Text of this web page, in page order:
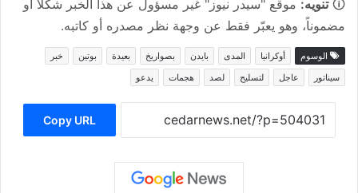
🛈تنويه: موقع "سيدر نيوز" غير مسؤول عن هذا الخبر شكلاً أو
مضموناً، وهو يعبّر فقط عن وجهة نظر مصدره أو كاتبه.
الوسوم أوكرانيا المدى بايدن بصواريخ بعيدة بوتين
خبر
سيناتور
عاجل لتسليح لصد هجمات يدعو
Copy URL